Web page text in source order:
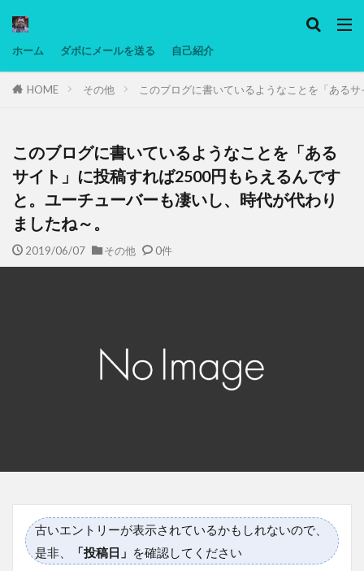
ホーム ダボにメールを送る 自己紹介
HOME その他 このブログに書いているようなことを「ある
このブログに書いているようなことを「ある
サイト」に投稿すれば2500円もらえるんです
と。ユーチューバーも凄いし、時代が代わり
ましたね～。
2019/06/07 その他 0件
古いエントリーが表示されているかもしれないので、
是非、
「投稿日」 を確認してください
タグ
低温調理・スロークッカー
低糖質ダイエット
日本人村社会
脱水シート